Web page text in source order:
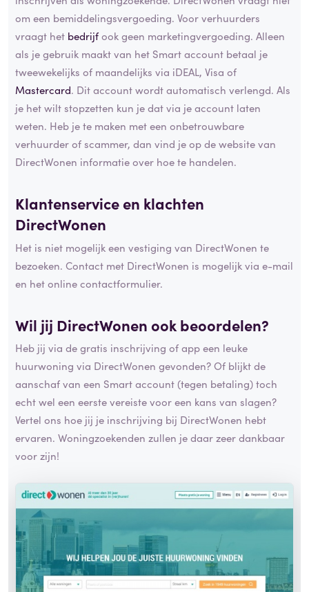
om een bemiddelingsvergoeding. Voor verhuurders
vraagt het bedrijfook geen marketingvergoeding. Alleen
als je gebruik maakt van het Smart account betaal je
tweewekelijks of maandelijks via iDEAL, Visa of
Mastercard. Dit account wordt automatisch verlengd. Als
je het wilt stopzetten kun je dat via je account laten
weten. Heb je te maken met een onbetrouwbare
verhuurder of scammer, dan vind je op de website van
DirectWonen informatie over hoe te handelen.
Klantenservice en klachten
DirectWonen
Het is niet mogelijk een vestiging van DirectWonen te
bezoeken. Contact met DirectWonen is mogelijk via e-mail
en het online contactformulier.
Wil jij DirectWonen ook beoordelen?
Heb jij via de gratis inschrijving of app een leuke
huurwoning via DirectWonen gevonden? Of blijkt de
aanschaf van een Smart account (tegen betaling) toch
echt wel een eerste vereiste voor een kans van slagen?
Vertel ons hoe jij je inschrijving bij DirectWonen hebt
ervaren. Woningzoekenden zullen je daar zeer dankbaar
voor zijn!